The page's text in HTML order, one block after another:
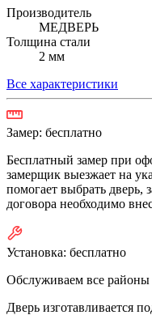
Производитель
МЕДВЕРЬ
Толщина стали
2 мм
Все характеристики
Замер: бесплатно
Бесплатный замер при
замерщик выезжает на
помогает выбрать дверь,
договора необходимо
Установка: бесплатно
Обслуживаем все
Дверь изготавливается